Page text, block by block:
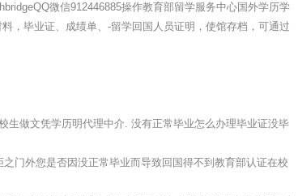
微信912446885操作教育部留学服务中心国外学历学
，毕业证、成绩单、-留学回国人员证明，使馆存档，可通过
生做文凭学历明代理中介. 没有正常毕业怎么办理毕业证没毕
门外您是否因没正常毕业而导致回国得不到教育部认证在校